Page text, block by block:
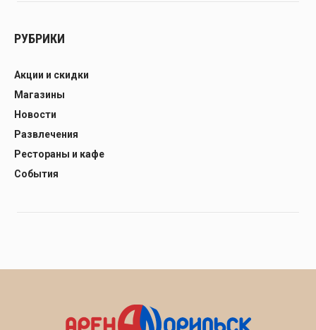
РУБРИКИ
Акции и скидки
Магазины
Новости
Развлечения
Рестораны и кафе
События